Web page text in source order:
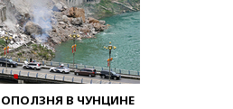
В ЧУНЦИНЕ